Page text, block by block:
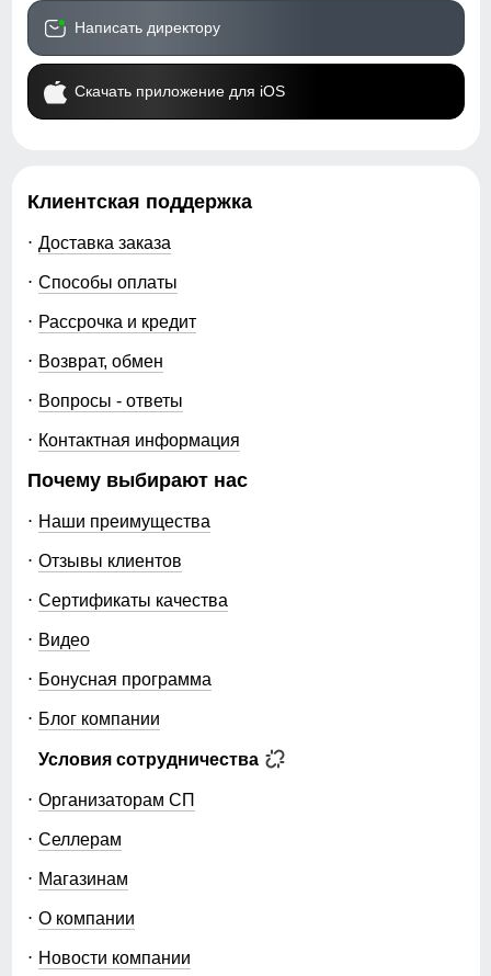
Написать директору
Скачать приложение для iOS
Клиентская поддержка
Доставка заказа
Способы оплаты
Рассрочка и кредит
Возврат, обмен
Вопросы - ответы
Контактная информация
Почему выбирают нас
Наши преимущества
Отзывы клиентов
Сертификаты качества
Видео
Бонусная программа
Блог компании
Условия сотрудничества
Организаторам СП
Селлерам
Магазинам
О компании
Новости компании